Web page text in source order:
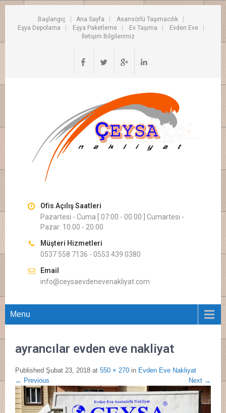
Başlangıç Ana Sayfa
Asansörlü Taşımacılık
Eşya Depolama
Eşya Paketleme Ev Taşıma
Evden Eve
İletişim Bilgilerimiz
Ofis Açılış Saatleri
Pazartesi - Cuma [ 07:00 - 00.00 ] Cumartesi -
Pazar: 10.00 - 20.00
Müşteri Hizmetleri
0537 558 7136 - 0553 439 0380
Email
info@ceysaevdenevenakliyat.com
Menu
ayrancılar evden eve nakliyat
Published Şubat 23, 2018 at 550 × 270 in Evden Eve Nakliyat
← Previous Next →